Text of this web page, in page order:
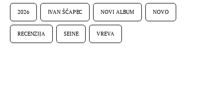
2026 IVAN ŠČAPEC NOVI ALBUM NOVO
RECENZIJA SEINE VREVA